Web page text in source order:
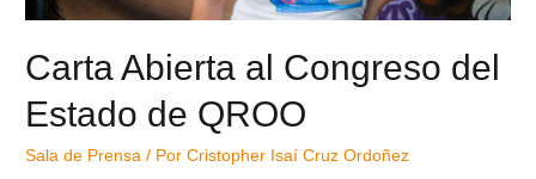
Carta Abierta al Congreso del
Estado de QROO
Sala de Prensa / PorCristopher Isaí Cruz Ordoñez